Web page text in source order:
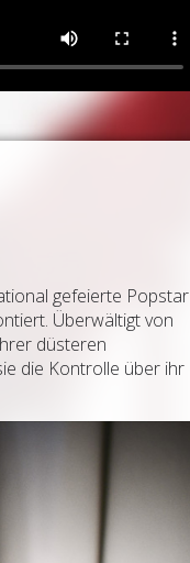
gefeierte Popstar
Überwältigt von
düsteren
die Kontrolle über ihr